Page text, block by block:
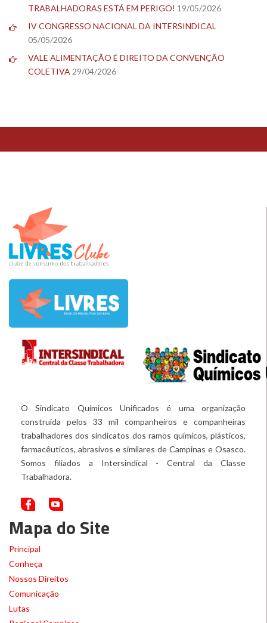
TRABALHADORAS ESTÁ EM PERIGO! 19/05/2026
IV CONGRESSO NACIONAL DA INTERSINDICAL
05/05/2026
VALE ALIMENTAÇÃO É DIREITO DA CONVENÇÃO
COLETIVA 29/04/2026
TESTE
O Sindicato Químicos Unificados é uma organização
construída pelos 33 mil companheiros e companheiras
trabalhadores dos sindicatos dos ramos químicos, plásticos,
farmacêuticos, abrasivos e similares de Campinas e Osasco.
Somos filiados a Intersindical - Central da Classe
Trabalhadora.
Mapa do Site
Principal
Conheça
Nossos Direitos
Comunicação
Lutas